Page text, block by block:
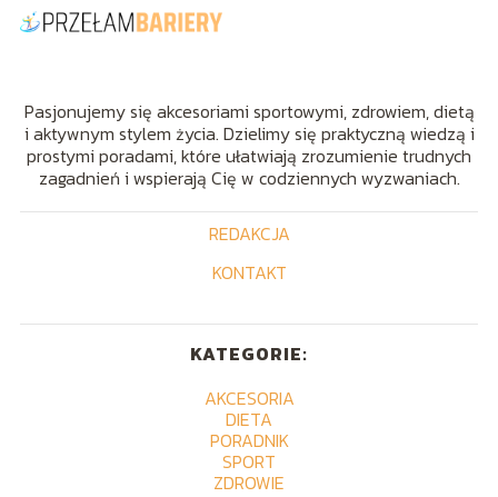
Pasjonujemy się akcesoriami sportowymi, zdrowiem, dietą
i aktywnym stylem życia. Dzielimy się praktyczną wiedzą i
prostymi poradami, które ułatwiają zrozumienie trudnych
zagadnień i wspierają Cię w codziennych wyzwaniach.
REDAKCJA
KONTAKT
KATEGORIE:
AKCESORIA
DIETA
PORADNIK
SPORT
ZDROWIE